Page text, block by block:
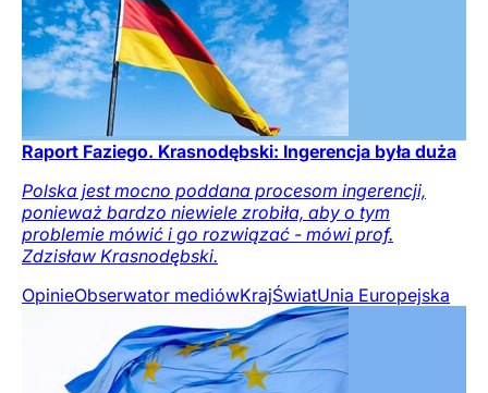
Raport Faziego. Krasnodębski: Ingerencja była duża
Polska jest mocno poddana procesom ingerencji,
ponieważ bardzo niewiele zrobiła, aby o tym
problemie mówić i go rozwiązać - mówi prof.
Zdzisław Krasnodębski.
OpinieObserwator mediówKrajŚwiatUnia Europejska